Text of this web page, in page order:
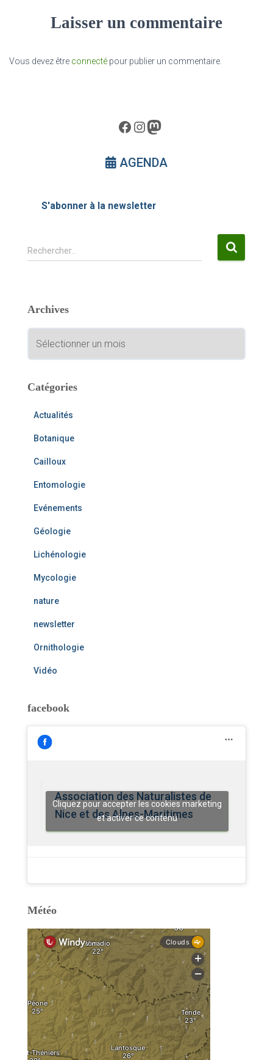
Laisser un commentaire
Vous devez être connecté pour publier un commentaire.
Facebook InstagramMastodon
AGENDA
S'abonner à la newsletter
R
r
r
:
Rechercher…
Archives
c
iCatégories
Actualités
Botanique
Cailloux
Entomologie
Evénements
Géologie
Lichénologie
Mycologie
nature
newsletter
Ornithologie
Vidéo
facebook
Association des Naturalistes de
Nice et des Alpes-Maritimes
Cliquez pour accepter les cookies marketing
et activer ce contenu
Météo